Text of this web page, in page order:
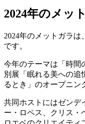
2024年のメッ
2024年のメットガラは
です。
今年のテーマは「時間
別展「眠れる美への
るとき」のオープニン
共同ホストにはゼンデ
ー・ロペス、クリス・